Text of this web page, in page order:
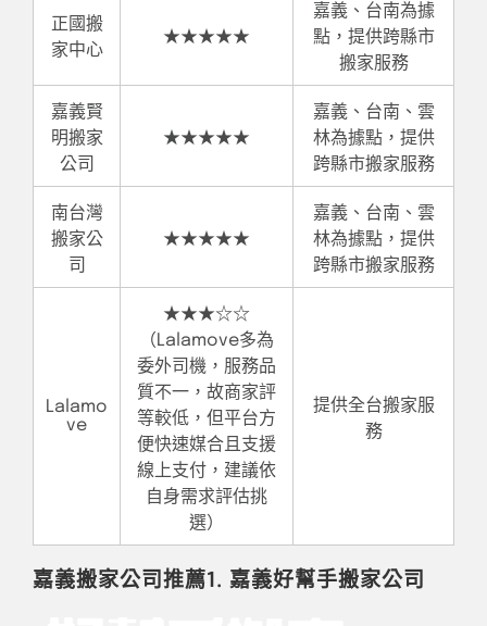
正國搬
家中心
★★★★★
嘉義、台南為據
點，提供跨縣市
搬家服務
嘉義賢
明搬家
公司
★★★★★
嘉義、台南、雲
林為據點，提供
跨縣市搬家服務
南台灣
搬家公
司
★★★★★
嘉義、台南、雲
林為據點，提供
跨縣市搬家服務
Lalamo
ve
★★★☆☆
（Lalamove多為
委外司機，服務品
質不一，故商家評
等較低，但平台方
便快速媒合且支援
線上支付，建議依
自身需求評估挑
選）
提供全台搬家服
務
嘉義搬家公司推薦1. 嘉義好幫手搬家公司